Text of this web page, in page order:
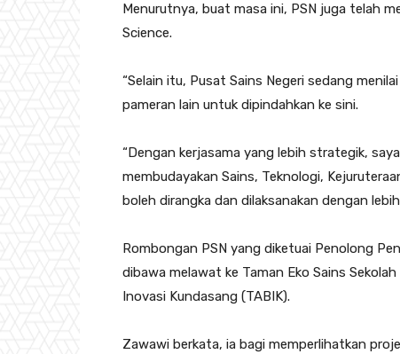
Menurutnya, buat masa ini, PSN juga telah
Science.
“Selain itu, Pusat Sains Negeri sedang
pameran lain untuk dipindahkan ke sini.
“Dengan kerjasama yang lebih strategik,
membudayakan Sains, Teknologi,
boleh dirangka dan dilaksanakan dengan
Rombongan PSN yang diketuai Penolong
dibawa melawat ke Taman Eko Sains
Inovasi Kundasang (TABIK).
Zawawi berkata, ia bagi memperlihatkan